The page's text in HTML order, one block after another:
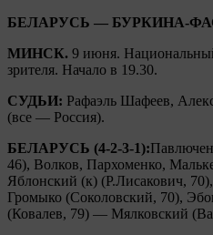
БЕЛАРУСЬ — БУРКИНА-
МИНСК. 9 июня.
зрителя. Начало в 19.30.
СУДЬИ: Рафаэль Шафеев,
(все — Россия).
БЕЛАРУСЬ (4-2-3-1):
46), Волков, Пархоменко,
Яблонский (к) (Р.Лисакович,
Громыко (Соколовский, 70),
(Ковалев, 79) — Мялковский